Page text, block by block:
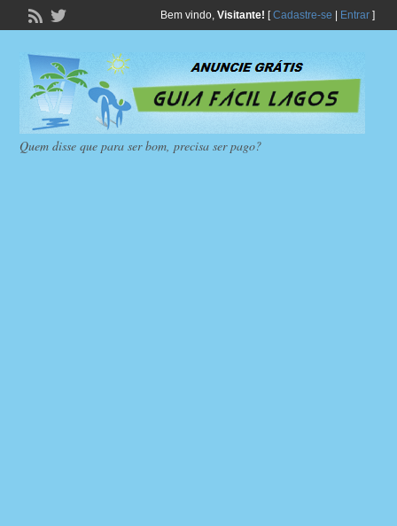
Bem vindo, Visitante! [Cadastre-se Entrar]
Quem disse que para ser bom, precisa ser pago?